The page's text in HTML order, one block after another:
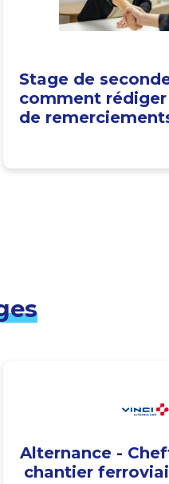
Stage de
comment
de
Alternance -
chantier